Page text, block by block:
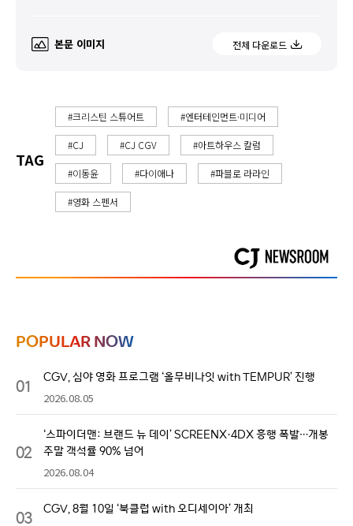
본문 이미지 전체 다운로드
TAG
#크리스틴 스튜어트 #엔터테인먼트·미디어
#CJ #CJ CGV #아트하우스 칼럼
#이동윤 #다이애나 #파블로 라라인
#영화 스펜서
POPULAR NOW
01 CGV, 심야 영화 프로그램 ‘올무비나잇 with TEMPUR’ 진행
2026.08.05
02
‘스파이더맨: 브랜드 뉴 데이’ SCREENX·4DX 흥행 폭발…개봉
주말 객석률 90% 넘어
2026.08.04
03 CGV, 8월 10일 ‘북클럽 with 오디세이아’ 개최